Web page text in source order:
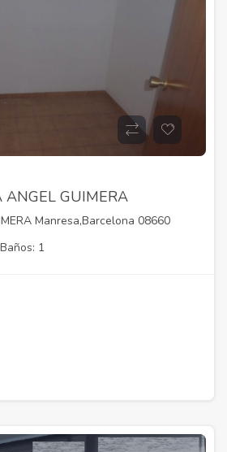
ANGEL GUIMERA
Manresa,Barcelona 08660
Baños: 1